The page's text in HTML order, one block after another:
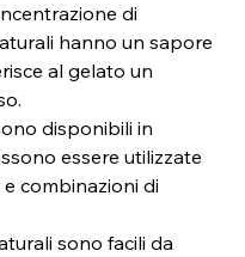
di
hanno un sapore
al gelato un
disponibili in
essere utilizzate
combinazioni di
sono facili da